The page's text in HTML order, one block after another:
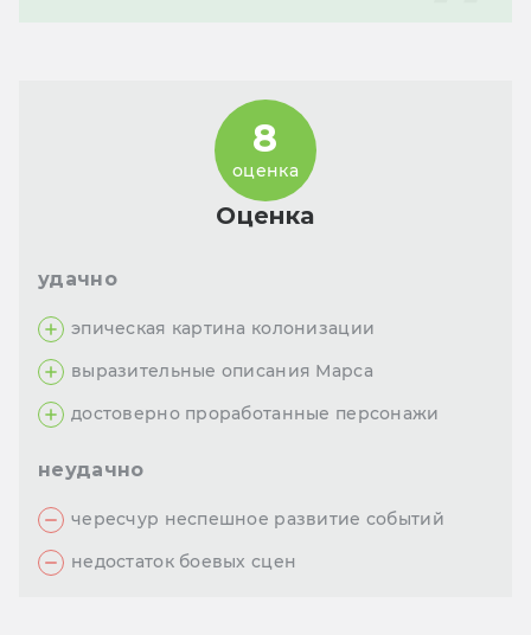
Оценка
8
оценка
удачно
эпическая картина колонизации
выразительные описания Марса
достоверно проработанные персонажи
неудачно
чересчур неспешное развитие событий
недостаток боевых сцен